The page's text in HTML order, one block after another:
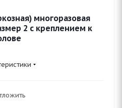
многоразовая
2 с креплением к